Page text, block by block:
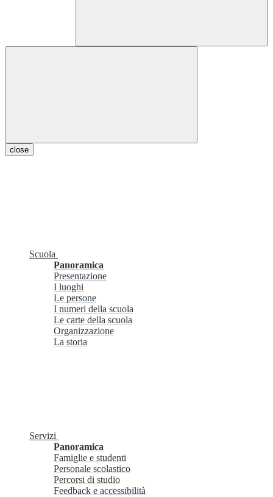
close
Scuola
Panoramica
Presentazione
I luoghi
Le persone
I numeri della scuola
Le carte della scuola
Organizzazione
La storia
Servizi
Panoramica
Famiglie e studenti
Personale scolastico
Percorsi di studio
Feedback e accessibilità